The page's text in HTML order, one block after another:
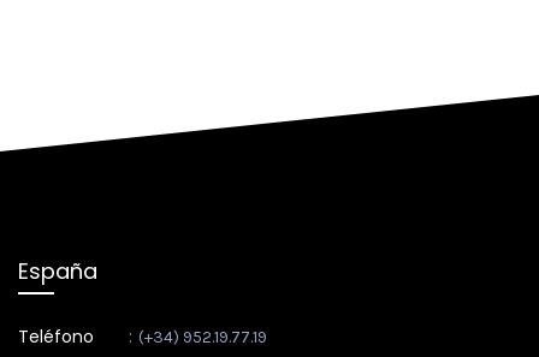
España
Teléfono : (+34) 952.19.77.19